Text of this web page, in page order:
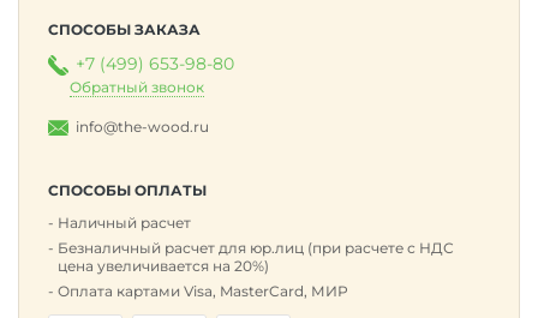
СПОСОБЫ ЗАКАЗА
+7 (499) 653-98-80
Обратный звонок
info@the-wood.ru
СПОСОБЫ ОПЛАТЫ
Наличный расчет
Безналичный расчет для юр.лиц (при расчете с НДС
цена увеличивается на 20%)
Оплата картами Visa, MasterCard, МИР